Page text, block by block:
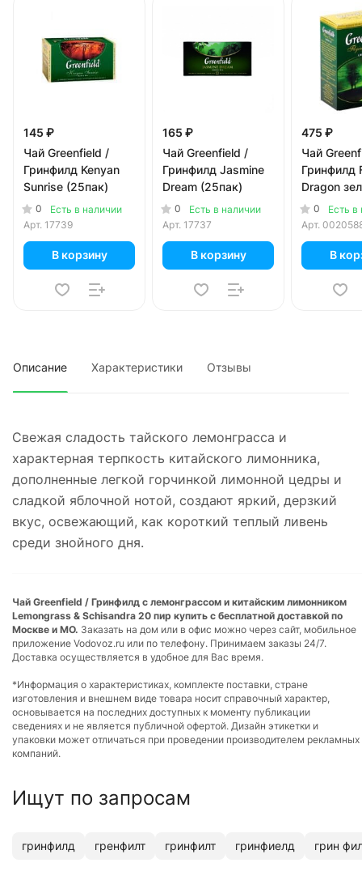
145 ₽
Чай Greenfield /
Гринфилд Kenyan
Sunrise (25пак)
0
Есть в наличии
Арт. 17739
В корзину
165 ₽
Чай Greenfield /
Гринфилд Jasmine
Dream (25пак)
0
Есть в наличии
Арт. 17737
В корзину
475 ₽
Чай
Гринфилд
Dragon
листовой
0
Есть в
Арт.
В
Описание Характеристики Отзывы
Свежая сладость тайского лемонграсса и
характерная терпкость китайского лимонника,
дополненные легкой горчинкой лимонной цедры и
сладкой яблочной нотой, создают яркий, дерзкий
вкус, освежающий, как короткий теплый ливень
среди знойного дня.
Чай Greenfield / Гринфилд с лемонграссом и китайским лимонником
Lemongrass & Schisandra 20 пир купить с бесплатной доставкой по
Москве и МО. Заказать на дом или в офис можно через сайт, мобильное
приложение Vodovoz.ru или по телефону. Принимаем заказы 24/7.
Доставка осуществляется в удобное для Вас время.
*Информация о характеристиках, комплекте поставки, стране
изготовления и внешнем виде товара носит справочный характер,
основывается на последних доступных к моменту публикации
сведениях и не является публичной офертой. Дизайн этикетки и
упаковки может отличаться при проведении производителем рекламных
компаний.
Ищут по запросам
гринфилд гренфилт гринфилт гринфиелд грин